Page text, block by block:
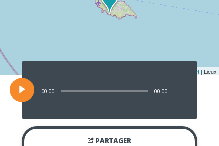
Leaflet | Lieux
Lecteur
00:00 00:00
PARTAGER